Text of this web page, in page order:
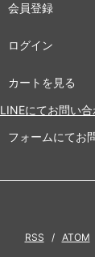
会員登録
ログイン
カートを見る
LINEにてお問い
フォームにてお
RSS / ATOM